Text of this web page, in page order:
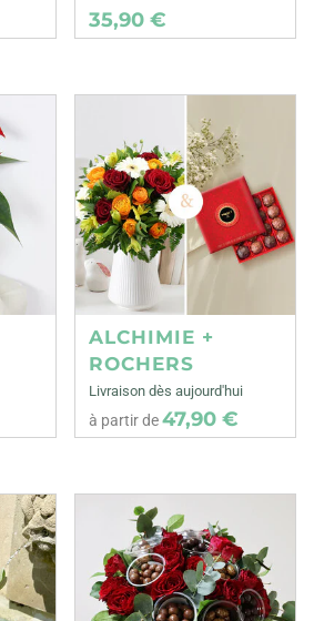
35,90 €
ALCHIMIE +
ROCHERS
Livraison dès aujourd'hui
à partir de47,90 €